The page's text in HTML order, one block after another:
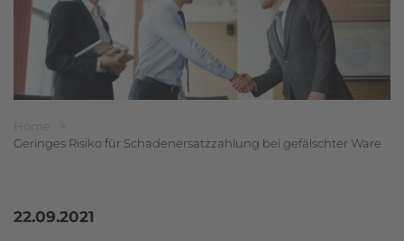
Breadcrumbnavigation
Sie befinden sich hier:
Home
Geringes Risiko für Schadenersatzzahlung bei gefälschter Ware
22.09.2021